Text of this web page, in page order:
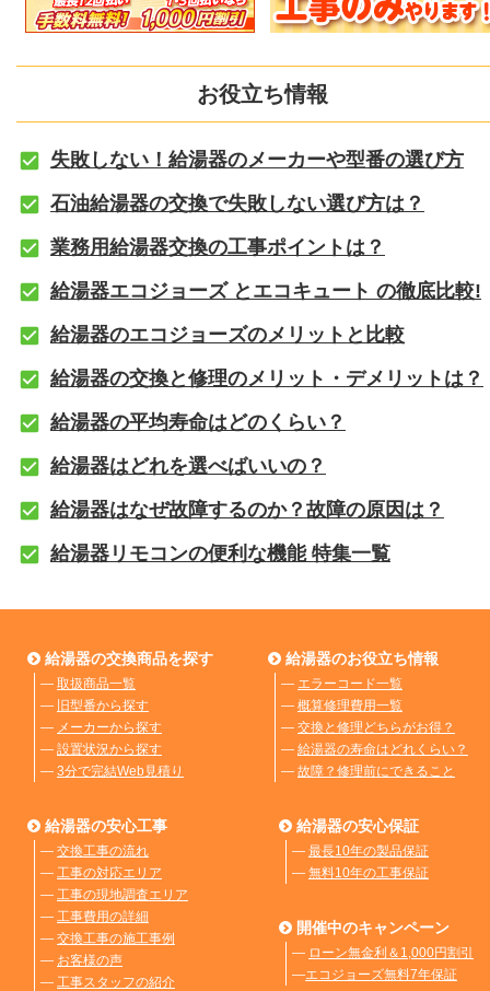
お役立ち情報
失敗しない！給湯器のメーカーや型番の選び方
石油給湯器の交換で失敗しない選び方は？
業務用給湯器交換の工事ポイントは？
給湯器エコジョーズ とエコキュート の徹底比較!
給湯器のエコジョーズのメリットと比較
給湯器の交換と修理のメリット・デメリットは？
給湯器の平均寿命はどのくらい？
給湯器はどれを選べばいいの？
給湯器はなぜ故障するのか？故障の原因は？
給湯器リモコンの便利な機能 特集一覧
給湯器の交換商品を探す
― 取扱商品一覧
― 旧型番から探す
― メーカーから探す
― 設置状況から探す
― 3分で完結Web見積り
給湯器のお役立ち情報
― エラーコード一覧
― 概算修理費用一覧
― 交換と修理どちらがお得？
― 給湯器の寿命はどれくらい？
― 故障？修理前にできること
給湯器の安心工事
― 交換工事の流れ
― 工事の対応エリア
― 工事の現地調査エリア
― 工事費用の詳細
― 交換工事の施工事例
― お客様の声
― 工事スタッフの紹介
給湯器の安心保証
― 最長10年の製品保証
― 無料10年の工事保証
開催中のキャンペーン
― ローン無金利＆1,000円割引
―エコジョーズ無料7年保証